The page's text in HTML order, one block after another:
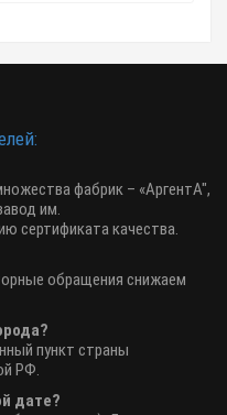
фабрик – «АргентА",
им.
сертификата качества.
обращения снижаем
пункт страны
РФ.
дате?